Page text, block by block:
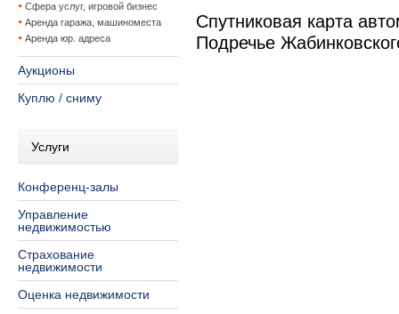
Сфера услуг, игровой бизнес
Аренда гаража, машиноместа
Аренда юр. адреса
Аукционы
Куплю / сниму
Услуги
Конференц-залы
Управление
недвижимостью
Страхование
недвижимости
Оценка недвижимости
Спутниковая карта
Подречье